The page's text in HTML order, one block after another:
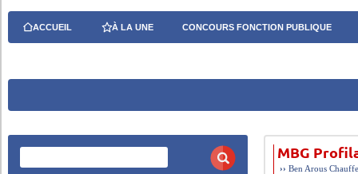
ACCUEIL À LA UNE CONCOURS FONCTION PUBLIQUE
MBG
››Ben Arous